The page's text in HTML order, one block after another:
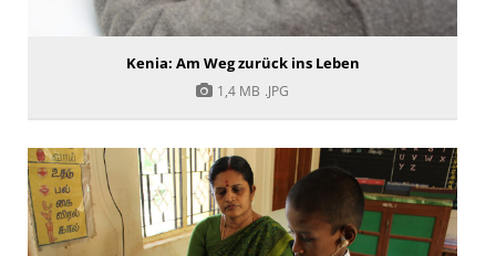
Kenia: Am Weg zurück ins Leben
1,4 MB .JPG